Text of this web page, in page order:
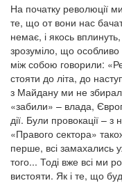
На початку революції
те, що от вони нас
немає, і якось
зрозуміло, що
між собою говорили:
стояти до літа, до
з Майдану ми не
«забили» – влада,
дії. Були провокації –
«Правого сектора»
перше, всі замахались
того... Тоді вже всі ми
вистояти. Як і те, що